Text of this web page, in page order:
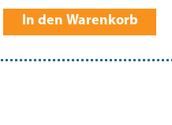
In den Warenkorb